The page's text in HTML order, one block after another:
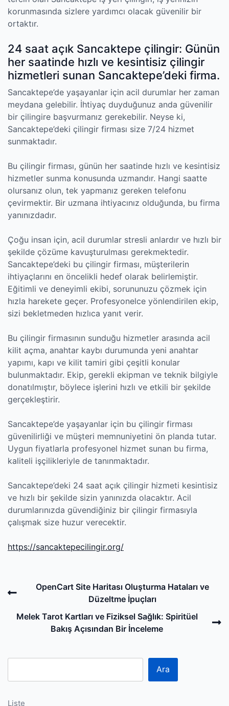
korunmasında sizlere yardımcı olacak güvenilir bir
ortaktır.
24 saat açık Sancaktepe çilingir: Günün
her saatinde hızlı ve kesintisiz çilingir
hizmetleri sunan Sancaktepe’deki firma.
Sancaktepe’de yaşayanlar için acil durumlar her zaman
meydana gelebilir. İhtiyaç duyduğunuz anda güvenilir
bir çilingire başvurmanız gerekebilir. Neyse ki,
Sancaktepe’deki çilingir firması size 7/24 hizmet
sunmaktadır.
Bu çilingir firması, günün her saatinde hızlı ve kesintisiz
hizmetler sunma konusunda uzmandır. Hangi saatte
olursanız olun, tek yapmanız gereken telefonu
çevirmektir. Bir uzmana ihtiyacınız olduğunda, bu firma
yanınızdadır.
Çoğu insan için, acil durumlar stresli anlardır ve hızlı bir
şekilde çözüme kavuşturulması gerekmektedir.
Sancaktepe’deki bu çilingir firması, müşterilerin
ihtiyaçlarını en öncelikli hedef olarak belirlemiştir.
Eğitimli ve deneyimli ekibi, sorununuzu çözmek için
hızla harekete geçer. Profesyonelce yönlendirilen ekip,
sizi bekletmeden hızlıca yanıt verir.
Bu çilingir firmasının sunduğu hizmetler arasında acil
kilit açma, anahtar kaybı durumunda yeni anahtar
yapımı, kapı ve kilit tamiri gibi çeşitli konular
bulunmaktadır. Ekip, gerekli ekipman ve teknik bilgiyle
donatılmıştır, böylece işlerini hızlı ve etkili bir şekilde
gerçekleştirir.
Sancaktepe’de yaşayanlar için bu çilingir firması
güvenilirliği ve müşteri memnuniyetini ön planda tutar.
Uygun fiyatlarla profesyonel hizmet sunan bu firma,
kaliteli işçilikleriyle de tanınmaktadır.
Sancaktepe’deki 24 saat açık çilingir hizmeti kesintisiz
ve hızlı bir şekilde sizin yanınızda olacaktır. Acil
durumlarınızda güvendiğiniz bir çilingir firmasıyla
çalışmak size huzur verecektir.
https://sancaktepecilingir.org/
PreviousOpenCart Site Haritası Oluşturma Hataları ve
Düzeltme İpuçları
Melek Tarot Kartları ve Fiziksel Sağlık: Spiritüel
Bakış Açısından Bir İnceleme
Ara
Liste